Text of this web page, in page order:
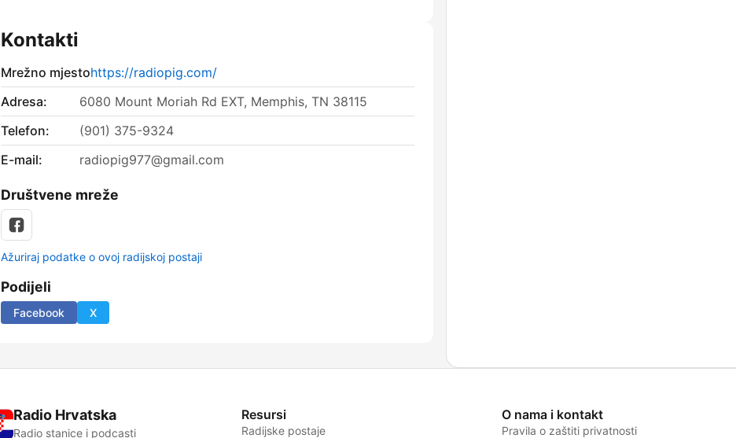
Kontakti
Mrežno mjestohttps://radiopig.com/
Adresa:
6080 Mount Moriah Rd EXT, Memphis, TN 38115
Telefon:
(901) 375-9324
E-mail:
radiopig977@gmail.com
Društvene mreže
Ažuriraj podatke o ovoj radijskoj postaji
Podijeli
Facebook X
Radio Hrvatska
Radio stanice i podcasti
Resursi
Radijske postaje
O nama i kontakt
Pravila o zaštiti privatnosti